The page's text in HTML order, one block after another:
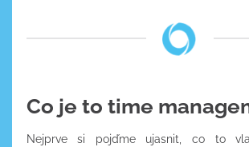
Co je to time
Nejprve si pojďme ujasnit, co to